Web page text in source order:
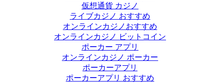
仮想通貨 カジノ
ライブカジノ おすすめ
オンラインカジノおすすめ
オンラインカジノ ビットコイン
ポーカー アプリ
オンラインカジノ ポーカー
ポーカーアプリ
ポーカーアプリ おすすめ